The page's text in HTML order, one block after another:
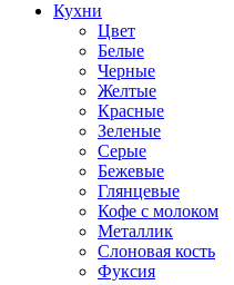
Кухни
Цвет
Белые
Черные
Желтые
Красные
Зеленые
Серые
Бежевые
Глянцевые
Кофе с молоком
Металлик
Слоновая кость
Фуксия